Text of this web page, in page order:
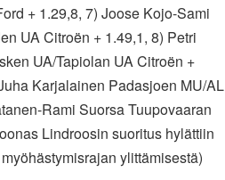
+ 1.29,8, 7) Joose Kojo-Sami
UA Citroën + 1.49,1, 8) Petri
UA/Tapiolan UA Citroën +
Karjalainen Padasjoen MU/AL
Rami Suorsa Tuupovaaran
Lindroosin suoritus hylättiin
ylittämisestä)